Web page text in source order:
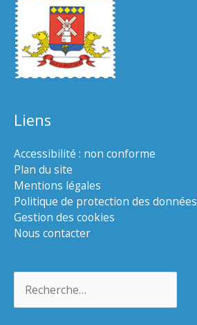
Liens
Accessibilité : non conforme
Plan du site
Mentions légales
Politique de protection des données
Gestion des cookies
Nous contacter